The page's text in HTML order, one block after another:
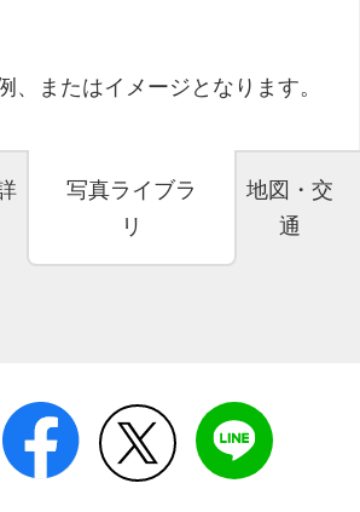
、またはイメージとなります。
写真ライブラ
リ
地図・交
通